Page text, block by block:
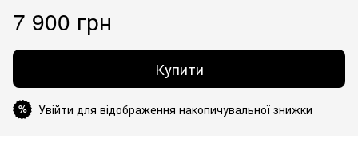
7 900 грн
Купити
% Увійти для відображення накопичувальної знижки